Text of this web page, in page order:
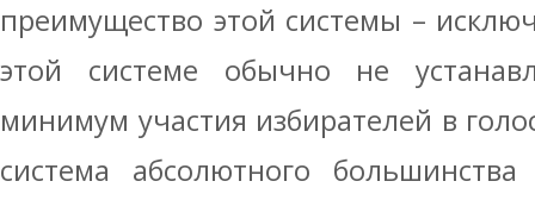
преимущество этой системы –
этой системе обычно не
минимум участия избирателей в
система абсолютного